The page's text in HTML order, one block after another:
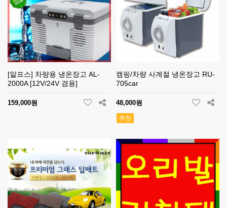
[알프스] 차량용 냉온장고 AL-
2000A [12V/24V 겸용]
159,000원
캠핑/차량 사계절 냉온장고 RU-
705car
48,000원
추천